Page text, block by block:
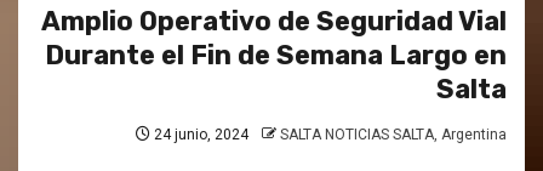
Amplio Operativo de Seguridad Vial
Durante el Fin de Semana Largo en
Salta
24 junio, 2024 SALTA NOTICIAS SALTA, Argentina